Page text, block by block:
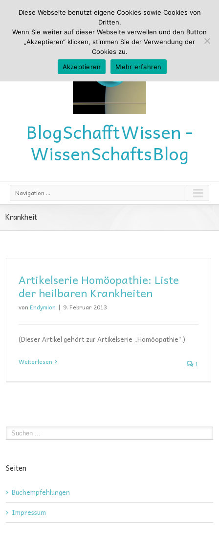
BlogSchafftWissen -
WissenSchaftsBlog
Navigation ...
Krankheit
Artikelserie Homöopathie: Liste
der heilbaren Krankheiten
von Endymion | 9. Februar 2013
(Dieser Artikel gehört zur Artikelserie „Homöopathie“.)
Weiterlesen 1
Seiten
Buchempfehlungen
Impressum
Diese Webseite benutzt eigene Cookies sowie Cookies von
Dritten.
Wenn Sie weiter auf dieser Webseite verweilen und den Button
„Akzeptieren“ klicken, stimmen Sie der Verwendung der
Cookies zu.
Akzeptieren
Mehr erfahren